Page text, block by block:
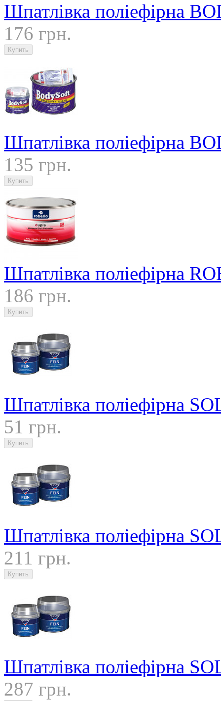
Шпатлівка поліефірна
176 грн.
Шпатлівка поліефірна
135 грн.
Шпатлівка поліефірна
186 грн.
Шпатлівка поліефірна
51 грн.
Шпатлівка поліефірна
211 грн.
Шпатлівка поліефірна
287 грн.